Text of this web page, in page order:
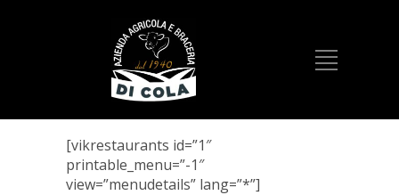
[vikrestaurants id=”1″
printable_menu=”-1″
view=”menudetails” lang=”*”]